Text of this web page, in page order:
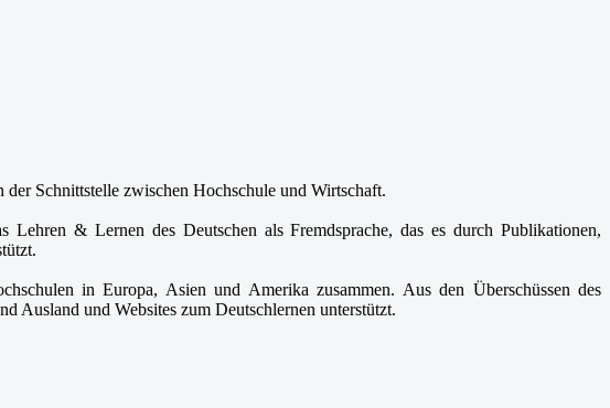
Schnittstelle zwischen Hochschule und Wirtschaft.
& Lernen des Deutschen als Fremdsprache, das es durch Publikationen,
in Europa, Asien und Amerika zusammen. Aus den Überschüssen des
Ausland und Websites zum Deutschlernen unterstützt.